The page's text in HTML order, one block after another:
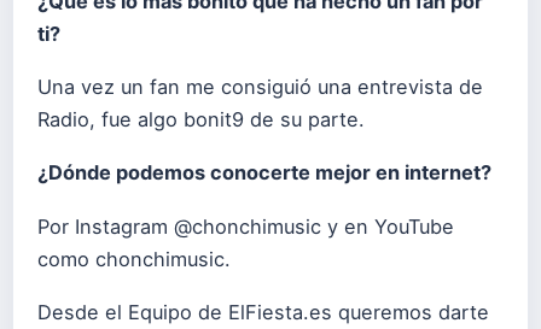
ti?
Una vez un fan me consiguió una entrevista de
Radio, fue algo bonit9 de su parte.
¿Dónde podemos conocerte mejor en internet?
Por Instagram @chonchimusic y en YouTube
como chonchimusic.
Desde el Equipo de ElFiesta.es queremos darte